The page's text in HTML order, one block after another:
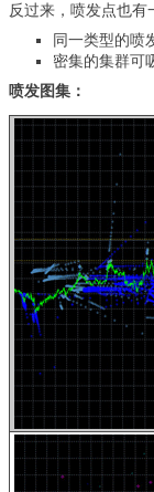
反过来，喷发点也有
同一类型的喷
密集的集群可
喷发图集：